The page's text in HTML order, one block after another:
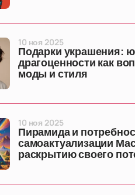
Подарки украшения:
драгоценности как
моды и стиля
10 ноя 2025
Пирамида и
самоактуализации
раскрытию своего
10 ноя 2025